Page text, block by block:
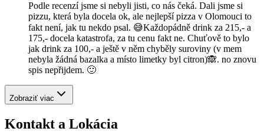
Podle recenzí jsme si nebyli jisti, co nás čeká. Dali jsme si
pizzu, která byla docela ok, ale nejlepší pizza v Olomouci to
fakt není, jak tu nekdo psal. 😅Každopádně drink za 215,- a
175,- docela katastrofa, za tu cenu fakt ne. Chuťově to bylo
jak drink za 100,- a ještě v něm chyběly suroviny (v mem
nebyla žádná bazalka a místo limetky byl citron)🙈. no znovu
spis nepřijdem. 🙂
Zobraziť viac
Kontakt a Lokácia